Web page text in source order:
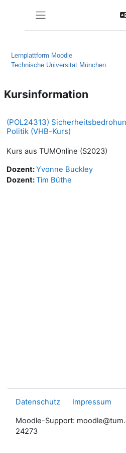
Lernplattform Moodle
Technische Universität München
Kursinformation
(POL24313)
Politik (VHB-Kurs)
Kurs aus TUMOnline (S2023)
Dozent:Yvonne Buckley
Dozent:Tim Büthe
Datenschutz Impressum
Moodle-Support:
24273